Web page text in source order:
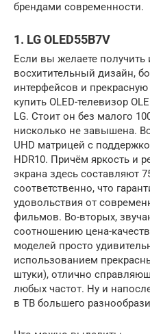
брендами современности.
1. LG OLED55B7V
Если вы желаете получить
восхитительный дизайн,
интерфейсов и
купить OLED-телевизор
LG. Стоит он без малого
нисколько не завышена.
UHD матрицей с
HDR10. Причём яркость и
экрана здесь составляют
соответственно, что
удовольствия от
фильмов. Во-вторых,
соотношению цена-
моделей просто
использованием
штуки), отлично
любых частот. Ну и
в ТВ большего